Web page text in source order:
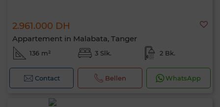
2.961.000 DH
Appartement in Malabata, Tanger
136 m² 3 Slk. 2 Bk.
Contact Bellen WhatsApp